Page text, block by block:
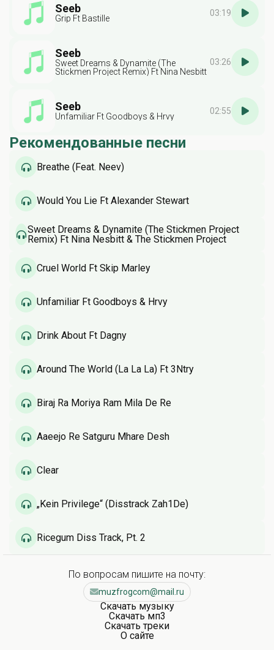
Seeb
Grip Ft Bastille
03:19
Seeb
Sweet Dreams & Dynamite (The
Stickmen Project Remix) Ft Nina Nesbitt
03:26
Seeb
Unfamiliar Ft Goodboys & Hrvy
02:55
Рекомендованные песни
Breathe (Feat. Neev)
Would You Lie Ft Alexander Stewart
Sweet Dreams & Dynamite (The Stickmen Project
Remix) Ft Nina Nesbitt & The Stickmen Project
Cruel World Ft Skip Marley
Unfamiliar Ft Goodboys & Hrvy
Drink About Ft Dagny
Around The World (La La La) Ft 3Ntry
Biraj Ra Moriya Ram Mila De Re
Aaeejo Re Satguru Mhare Desh
Clear
„Kein Privilege“ (Disstrack Zah1De)
Ricegum Diss Track, Pt. 2
По вопросам пишите на почту:
muzfrogcom@mail.ru
Скачать музыку
Скачать мп3
Скачать треки
О сайте